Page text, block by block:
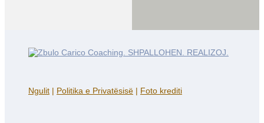
Ngulit | Politika e Privatësisë | Foto krediti